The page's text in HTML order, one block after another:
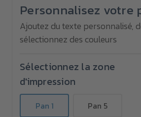
de
golf
30"
avec
poignée
de
golf
30"
avec
poignée
Personnalisez votre
Ajoutez du texte personnalisé,
sélectionnez des couleurs
Sélectionnez la zone
d'impression
Pan 1 Pan 5